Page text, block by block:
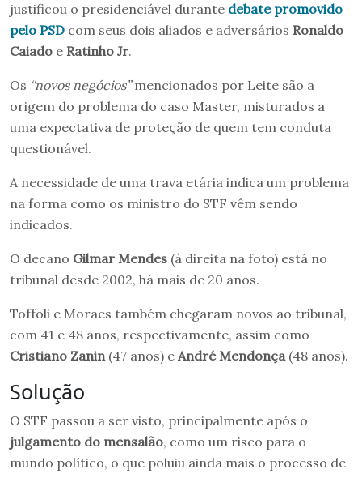
justificou o presidenciável durante debate promovido
pelo PSD com seus dois aliados e adversários Ronaldo
Caiado e Ratinho Jr.
Os “novos negócios”mencionados por Leite são a
origem do problema do caso Master, misturados a
uma expectativa de proteção de quem tem conduta
questionável.
A necessidade de uma trava etária indica um problema
na forma como os ministro do STF vêm sendo
indicados.
O decano Gilmar Mendes (à direita na foto) está no
tribunal desde 2002, há mais de 20 anos.
Toffoli e Moraes também chegaram novos ao tribunal,
com 41 e 48 anos, respectivamente, assim como
Cristiano Zanin (47 anos) e André Mendonça (48 anos).
Solução
O STF passou a ser visto, principalmente após o
julgamento do mensalão, como um risco para o
mundo político, o que poluiu ainda mais o processo de